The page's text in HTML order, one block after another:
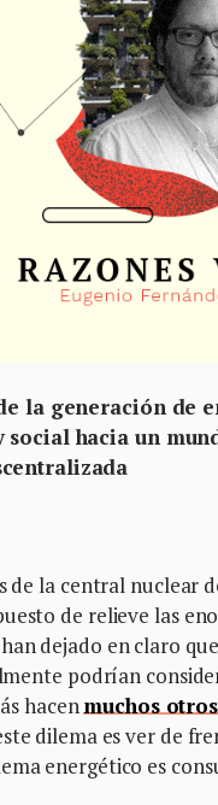
la generación de
hacia un
la central nuclear
de relieve las
dejado en claro
podrían
hacenmuchos
dilema es ver de
energético es